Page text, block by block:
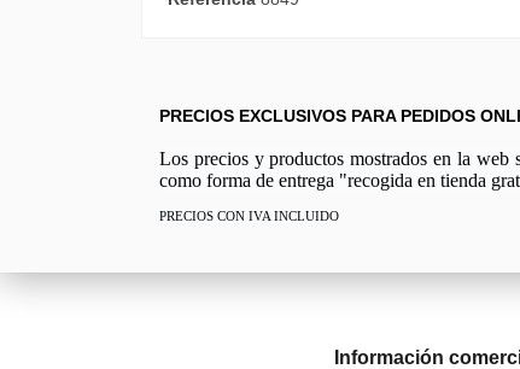
PRECIOS EXCLUSIVOS PARA PEDIDOS
Los precios y productos mostrados en la web
como forma de entrega "recogida en tienda
PRECIOS CON IVA INCLUIDO
Información